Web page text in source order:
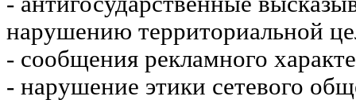
нарушению территориальной
- сообщения рекламного
- нарушение этики сетевого